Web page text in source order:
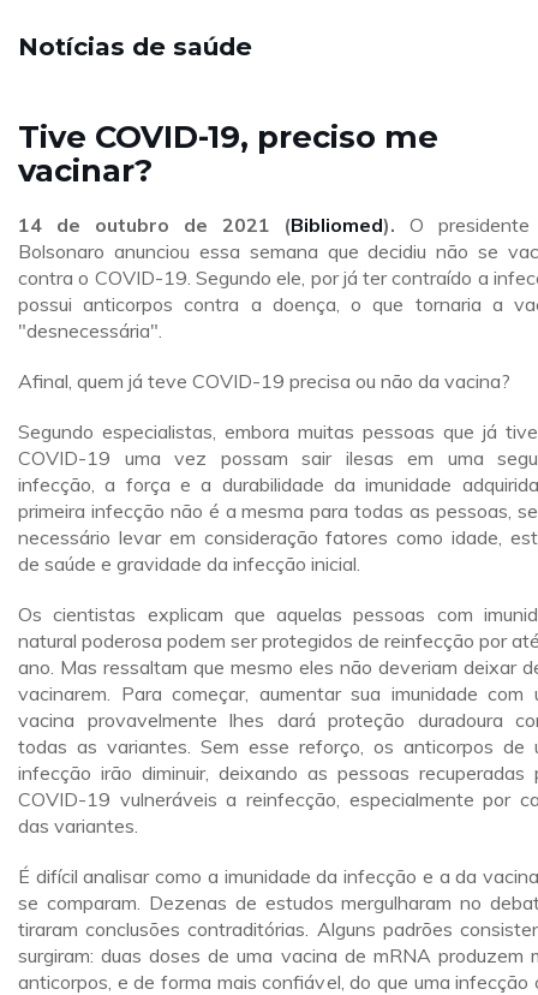
Notícias de saúde
Tive COVID-19, preciso me
vacinar?
14 de outubro de 2021 (Bibliomed). O presidente
Bolsonaro anunciou essa semana que decidiu não se
contra o COVID-19. Segundo ele, por já ter contraído a
possui anticorpos contra a doença, o que tornaria a
"desnecessária".
Afinal, quem já teve COVID-19 precisa ou não da vacina?
Segundo especialistas, embora muitas pessoas que já
COVID-19 uma vez possam sair ilesas em uma
infecção, a força e a durabilidade da imunidade
primeira infecção não é a mesma para todas as pessoas,
necessário levar em consideração fatores como idade,
de saúde e gravidade da infecção inicial.
Os cientistas explicam que aquelas pessoas com
natural poderosa podem ser protegidos de reinfecção por
ano. Mas ressaltam que mesmo eles não deveriam deixar
vacinarem. Para começar, aumentar sua imunidade com
vacina provavelmente lhes dará proteção duradoura
todas as variantes. Sem esse reforço, os anticorpos de
infecção irão diminuir, deixando as pessoas recuperadas
COVID-19 vulneráveis a reinfecção, especialmente por
das variantes.
É difícil analisar como a imunidade da infecção e a da
se comparam. Dezenas de estudos mergulharam no
tiraram conclusões contraditórias. Alguns padrões
surgiram: duas doses de uma vacina de mRNA produzem
anticorpos, e de forma mais confiável, do que uma infecção